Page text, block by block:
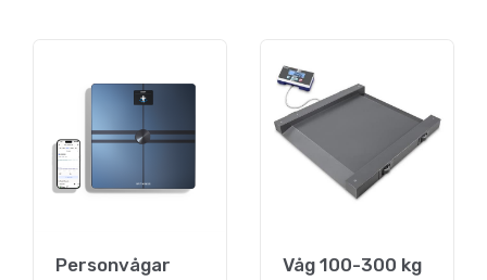
Personvågar Våg 100-300 kg